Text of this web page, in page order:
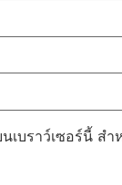
บราว์เซอร์นี้ ส